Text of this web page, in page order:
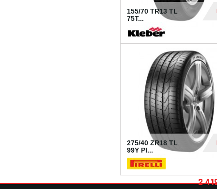
155/70 TR13 TL
75T...
275/40 ZR18 TL
99Y PI...
2